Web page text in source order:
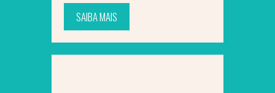
SAIBA MAIS